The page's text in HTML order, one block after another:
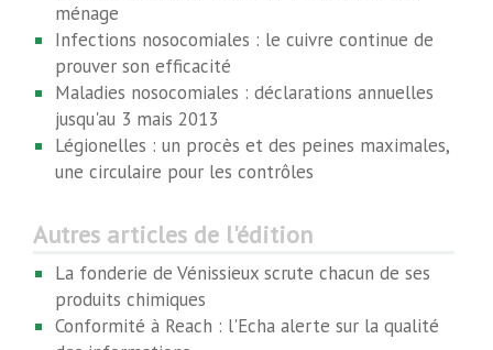
ménage
Infections nosocomiales : le cuivre continue de
prouver son efficacité
Maladies nosocomiales : déclarations annuelles
jusqu'au 3 mais 2013
Légionelles : un procès et des peines maximales,
une circulaire pour les contrôles
Autres articles de l'édition
La fonderie de Vénissieux scrute chacun de ses
produits chimiques
Conformité à Reach : l'Echa alerte sur la qualité